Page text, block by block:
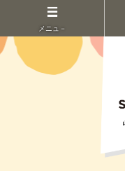
メニュ－